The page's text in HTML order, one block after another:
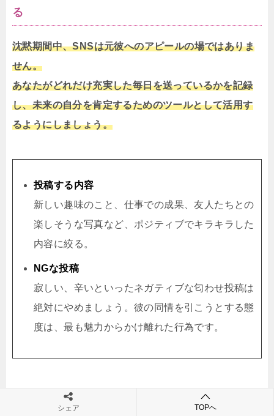
る
沈黙期間中、SNSは元彼へのアピールの場ではありま
せん。
あなたがどれだけ充実した毎日を送っているかを記録
し、未来の自分を肯定するためのツールとして活用す
るようにしましょう。
投稿する内容
新しい趣味のこと、仕事での成果、友人たちとの
楽しそうな写真など、ポジティブでキラキラした
内容に絞る。
NGな投稿
寂しい、辛いといったネガティブな匂わせ投稿は
絶対にやめましょう。彼の同情を引こうとする態
度は、最も魅力からかけ離れた行為です。
【フェーズ②】再接触のタイミングと方法（沈黙
シェア TOPへ